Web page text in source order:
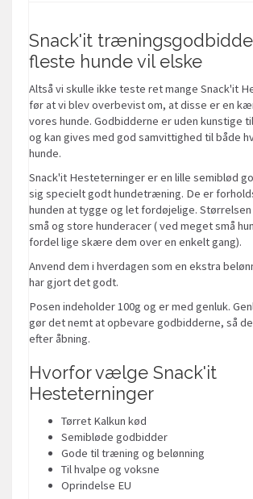
Snack'it
fleste hunde vil elske
Altså vi skulle ikke teste ret mange Snack'it
før at vi blev overbevist om, at disse er en
vores hunde. Godbidderne er uden kunstige
og kan gives med god samvittighed til både
hunde.
Snack'it Hesteterninger er en lille semiblød
sig specielt godt hundetræning. De er
hunden at tygge og let fordøjelige.
små og store hunderacer ( ved meget små
fordel lige skære dem over en enkelt gang).
Anvend dem i hverdagen som en ekstra
har gjort det godt.
Posen indeholder 100g og er med genluk.
gør det nemt at opbevare godbidderne, så
efter åbning.
Hvorfor vælge Snack'it
Hesteterninger
Tørret Kalkun kød
Semibløde godbidder
Gode til træning og belønning
Til hvalpe og voksne
Oprindelse EU